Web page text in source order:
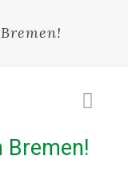
Bremen!